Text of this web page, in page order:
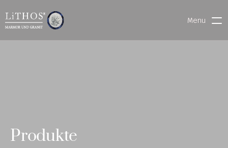
Menu
INE-
MATERIALIEN
STEINMETZFINDER
Produkte